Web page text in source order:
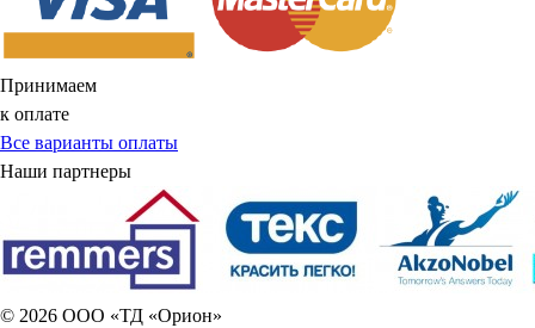
Принимаем
к оплате
Все варианты оплаты
Наши партнеры
© 2026 ООО «ТД «Орион»